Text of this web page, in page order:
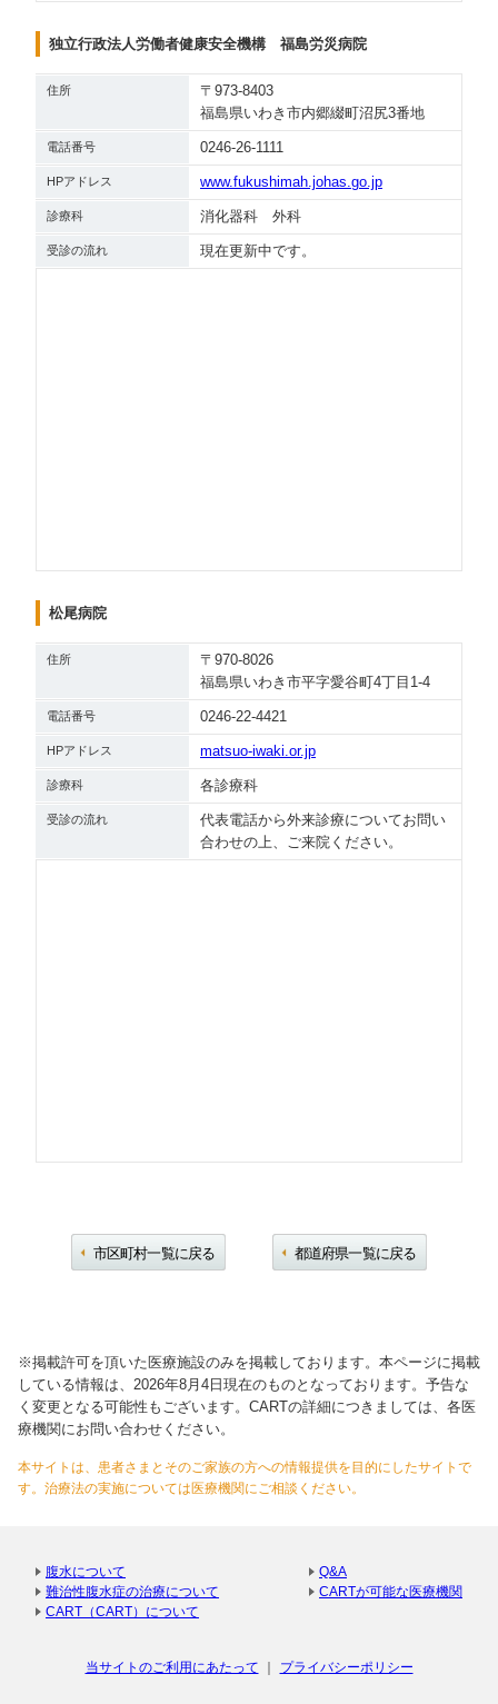
独立行政法人労働者健康安全機構 福島労災病院
住所
〒973-8403
福島県いわき市内郷綴町沼尻3番地
電話番号 0246-26-1111
HPアドレス www.fukushimah.johas.go.jp
診療科 消化器科 外科
受診の流れ 現在更新中です。
松尾病院
住所
〒970-8026
福島県いわき市平字愛谷町4丁目1-4
電話番号 0246-22-4421
HPアドレス matsuo-iwaki.or.jp
診療科 各診療科
受診の流れ
代表電話から外来診療についてお問い
合わせの上、ご来院ください。
市区町村一覧に戻る 都道府県一覧に戻る
※掲載許可を頂いた医療施設のみを掲載しております。本ページに掲載
している情報は、2026年8月4日現在のものとなっております。予告な
く変更となる可能性もございます。CARTの詳細につきましては、各医
療機関にお問い合わせください。
本サイトは、患者さまとそのご家族の方への情報提供を目的にしたサイトで
す。治療法の実施については医療機関にご相談ください。
腹水について
難治性腹水症の治療について
CART（CART）について
Q&A
CARTが可能な医療機関
当サイトのご利用にあたって プライバシーポリシー